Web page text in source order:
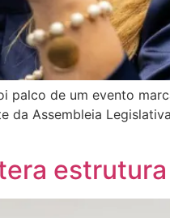
palco de um evento
Assembleia